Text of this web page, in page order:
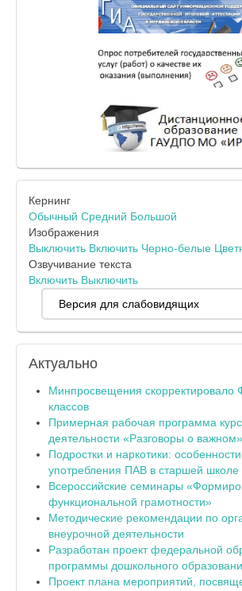
Кернинг
Обычный Средний Большой
Изображения
Выключить Включить Черно-белые
Озвучивание текста
Включить Выключить
Версия для слабовидящих
Актуально
Минпросвещения скорректировало
классов
Примерная рабочая программа
деятельности «Разговоры о важном»
Подростки и наркотики:
употребления ПАВ в старшей школе
Всероссийские семинары
функциональной грамотности»
Методические рекомендации по
внеурочной деятельности
Разработан проект федеральной
программы дошкольного
Проект плана мероприятий,